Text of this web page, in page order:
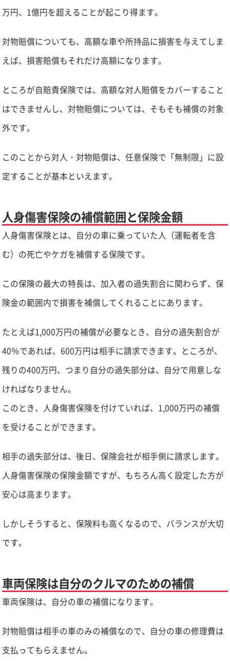
万円、1億円を超えることが起こり得ます。
対物賠償についても、高額な車や所持品に損害を与えてしま
えば、損害賠償もそれだけ高額になります。
ところが自賠責保険では、高額な対人賠償をカバーすること
はできませんし、対物賠償については、そもそも補償の対象
外です。
このことから対人・対物賠償は、任意保険で「無制限」に設
定することが基本といえます。
人身傷害保険の補償範囲と保険金額
人身傷害保険とは、自分の車に乗っていた人（運転者を含
む）の死亡やケガを補償する保険です。
この保険の最大の特長は、加入者の過失割合に関わらず、保
険金の範囲内で損害を補償してくれることにあります。
たとえば1,000万円の補償が必要なとき、自分の過失割合が
40％であれば、600万円は相手に請求できます。ところが、
残りの400万円、つまり自分の過失部分は、自分で用意しな
ければなりません。
このとき、人身傷害保険を付けていれば、1,000万円の補償
を受けることができます。
相手の過失部分は、後日、保険会社が相手側に請求します。
人身傷害保険の保険金額ですが、もちろん高く設定した方が
安心は高まります。
しかしそうすると、保険料も高くなるので、バランスが大切
です。
車両保険は自分のクルマのための補償
車両保険は、自分の車の補償になります。
対物賠償は相手の車のみの補償なので、自分の車の修理費は
支払ってもらえません。